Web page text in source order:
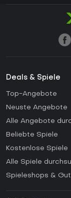
Deals & Spiele
Top-Angebote
Neuste Angebote
Alle Angebote
Beliebte Spiele
Kostenlose Spiele
Alle Spiele
Spieleshops &